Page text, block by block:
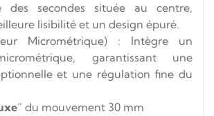
des secondes située au centre,
lisibilité et un design épuré.
Micrométrique) : Intègre un
garantissant une
et une régulation fine du
” du mouvement 30 mm